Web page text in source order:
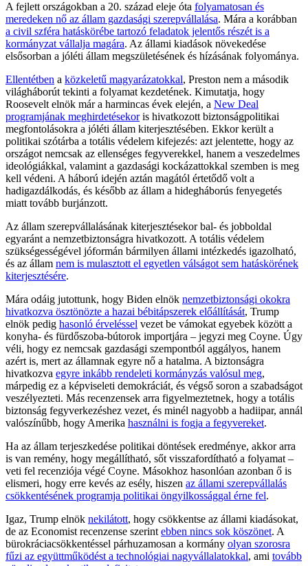
A fejlett országokban a 20. század eleje óta folyamatosan és
meredeken nő az állam gazdasági szerepvállalása. Mára a korábban
a civil szféra hatáskörébe tartozó feladatok jelentős részét is a
kormányzat vállalja magára. Az állami kiadások növekedése
elsősorban a jóléti állam megszületésének és hízásának folyománya.
Ellentétben a közkeletű magyarázatokkal, Preston nem a második
világháborút tekinti a folyamat kezdetének. Kimutatja, hogy
Roosevelt elnök már a harmincas évek elején, a New Deal
programjának meghirdetésekoris hivatkozott biztonságpolitikai
megfontolásokra a jóléti állam kiterjesztésében. Ekkor került a
politikai szótárba a totális védelem kifejezés: azt jelentette, hogy az
országot nemcsak az ellenséges fegyverekkel, hanem a veszedelmes
ideológiákkal, valamint a gazdasági kockázattokkal szemben is meg
kell védeni. A háború idején aztán magától értetődő volt a
hadigazdálkodás, és később az állam a hidegháborús fenyegetés
miatt tovább burjánzott.
Az állam szerepvállalásának kiterjesztésekor bal- és jobboldal
egyaránt a nemzetbiztonságra hivatkozott. A totális védelem
szükségességével jóformán bármilyen állami intézkedés igazolható,
és az állam nem is mulasztott el egyetlen válságot sem hatáskörének
kiterjesztésére.
Mára odáig jutottunk, hogy Biden elnök nemzetbiztonsági okokra
hivatkozva ösztönözte a hazai bébitápszerek előállítását, Trump
elnök pedig hasonló érveléssel vezet be vámokat egyebek között a
konyha- és fürdőszoba-bútorok importjára – jegyzi meg Coyne. Úgy
véli, hogy ez nemcsak gazdasági szempontból aggályos, hanem
azért is, mert az államnak egyre nő a hatalma. A biztonságra
hivatkozva egyre inkább rendeleti kormányzás valósul meg,
márpedig ez a képviseleti demokráciát, és végső soron a szabadságot
veszélyezteti. Más recenzensek arra figyelmeztetnek, hogy a totális
biztonság fegyverkezéshez vezet, és minél nagyobb a hadiipar, annál
valószínűbb, hogy Amerika használni is fogja a fegyvereket.
Ha az állam terjeszkedése politikai döntések eredménye, akkor arra
is van remény, hogy megállítható, sőt visszafordítható a folyamat –
veti fel recenziója végé Coyne. Másokhoz hasonlóan azonban ő is
elismeri, hogy erre kevés az esély, hiszen az állami szerepvállalás
csökkentésének programja politikai öngyilkossággal érne fel.
Igaz, Trump elnök nekilátott, hogy csökkentse az állami kiadásokat,
de az Economist recenzense szerint ebben nincs sok köszönet. A
bürokráciacsökkentéssel párhuzamosan a kormány olyan szorosra
fűzi az együttműködést a technológiai nagyvállalatokkal, ami tovább